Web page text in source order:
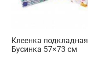
Клеенка подкладная
Бусинка 57×73 см